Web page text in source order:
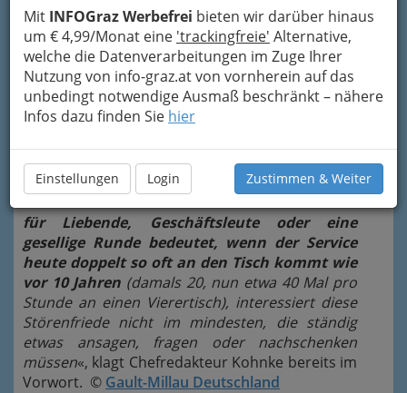
Mit INFOGraz Werbefrei bieten wir darüber hinaus
um € 4,99/Monat eine 'trackingfreie' Alternative,
welche die Datenverarbeitungen im Zuge Ihrer
Nutzung von info-graz.at von vornherein auf das
unbedingt notwendige Ausmaß beschränkt – nähere
Infos dazu finden Sie hier
Einstellungen Login Zustimmen & Weiter
für Liebende, Geschäftsleute oder eine
gesellige Runde bedeutet, wenn der Service
heute doppelt so oft an den Tisch kommt wie
vor 10 Jahren (damals 20, nun etwa 40 Mal pro
Stunde an einen Vierertisch), interessiert diese
Störenfriede nicht im mindesten, die ständig
etwas ansagen, fragen oder nachschenken
müssen«, klagt Chefredakteur Kohnke bereits im
Vorwort. © Gault-Millau Deutschland